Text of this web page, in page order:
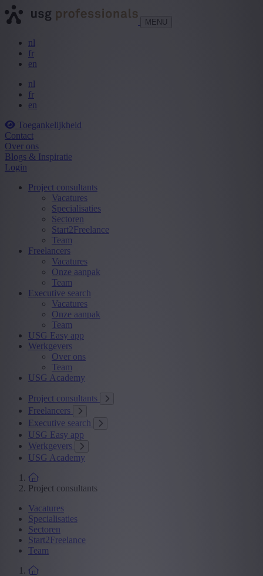
MENU
nl
fr
en
nl
fr
en
Toegankelijkheid
Contact
Over ons
Blogs & Inspiratie
Login
Project consultants
Vacatures
Specialisaties
Sectoren
Start2Freelance
Team
Freelancers
Vacatures
Onze aanpak
Team
Executive search
Vacatures
Onze aanpak
Team
USG Easy app
Werkgevers
Over ons
Team
USG Academy
Project consultants
Freelancers
Executive search
USG Easy app
Werkgevers
USG Academy
Project consultants
Vacatures
Specialisaties
Sectoren
Start2Freelance
Team